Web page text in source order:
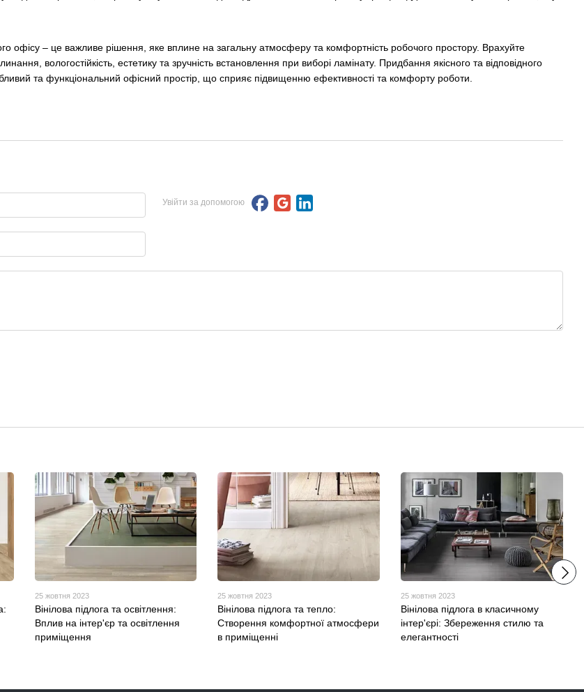
офісу – це важливе рішення, яке вплине на загальну атмосферу та комфортність робочого простору. Врахуйте
вологостійкість, естетику та зручність встановлення при виборі ламінату. Придбання якісного та відповідного
та функціональний офісний простір, що сприяє підвищенню ефективності та комфорту роботи.
Увійти за допомогою
25 жовтня 2023
Вінілова підлога та освітлення:
Вплив на інтер'єр та освітлення
приміщення
25 жовтня 2023
Вінілова підлога та тепло:
Створення комфортної атмосфери
в приміщенні
25 жовтня 2023
Вінілова підлога в класичному
інтер'єрі: Збереження стилю та
елегантності